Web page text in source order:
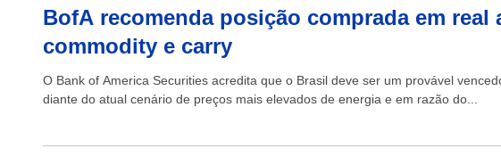
BofA recomenda posição comprada em real
commodity e carry
O Bank of America Securities acredita que o Brasil deve ser um provável
diante do atual cenário de preços mais elevados de energia e em razão do...